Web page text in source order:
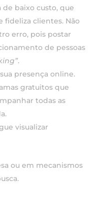
de baixo custo, que
fideliza clientes. Não
erro, pois postar
de pessoas
.
presença online.
gratuitos que
todas as
visualizar
ou em mecanismos